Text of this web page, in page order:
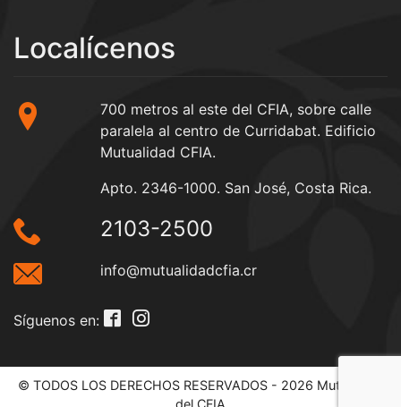
Localícenos
700 metros al este del CFIA, sobre calle
paralela al centro de Curridabat. Edificio
Mutualidad CFIA.
Apto. 2346-1000. San José, Costa Rica.
2103-2500
info@mutualidadcfia.cr
Síguenos en:
© TODOS LOS DERECHOS RESERVADOS - 2026 Mutualidad
del CFIA